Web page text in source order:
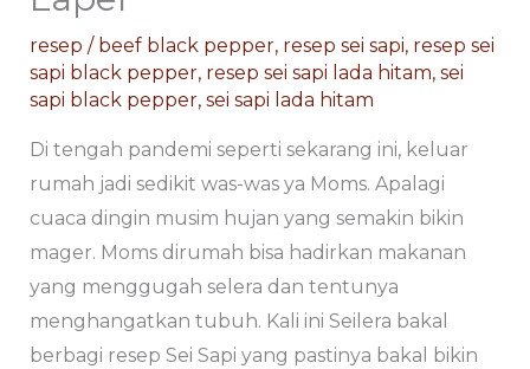
resep / beef black pepper, resep sei sapi, resep sei
sapi black pepper, resep sei sapi lada hitam, sei
sapi black pepper, sei sapi lada hitam
Di tengah pandemi seperti sekarang ini, keluar
rumah jadi sedikit was-was ya Moms. Apalagi
cuaca dingin musim hujan yang semakin bikin
mager. Moms dirumah bisa hadirkan makanan
yang menggugah selera dan tentunya
menghangatkan tubuh. Kali ini Seilera bakal
berbagi resep Sei Sapi yang pastinya bakal bikin